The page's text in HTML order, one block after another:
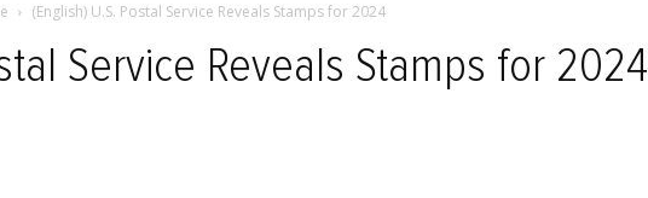
(English) U.S. Postal Service Reveals Stamps for 2024
Service Reveals Stamps for 2024